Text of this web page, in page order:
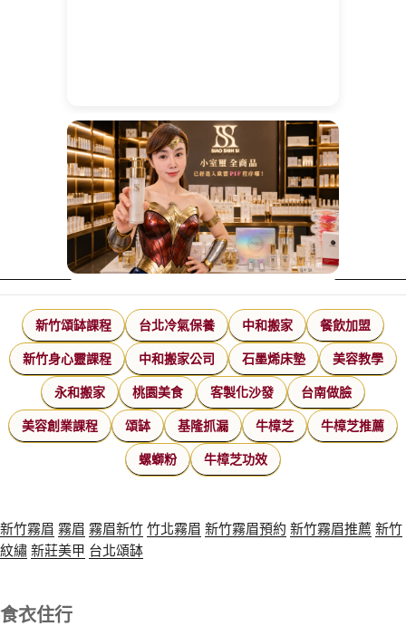
新竹頌缽課程 台北冷氣保養 中和搬家 餐飲加盟
新竹身心靈課程 中和搬家公司 石墨烯床墊 美容教學
永和搬家 桃園美食 客製化沙發 台南做臉
美容創業課程 頌缽 基隆抓漏 牛樟芝 牛樟芝推薦
螺螄粉 牛樟芝功效
新竹霧眉 霧眉 霧眉新竹竹北霧眉 新竹霧眉預約 新竹霧眉推薦 新竹
紋繡新莊美甲 台北頌缽
食衣住行